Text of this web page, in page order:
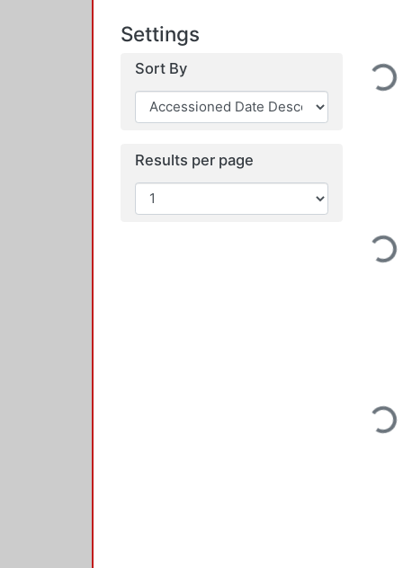
Settings
Sort By
Results per page
Loading...
Loading...
Loading...